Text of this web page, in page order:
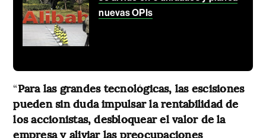
nuevas OPIs
“Para las grandes tecnológicas, las escisiones
pueden sin duda impulsar la rentabilidad de
los accionistas, desbloquear el valor de la
empresa y aliviar las preocupaciones